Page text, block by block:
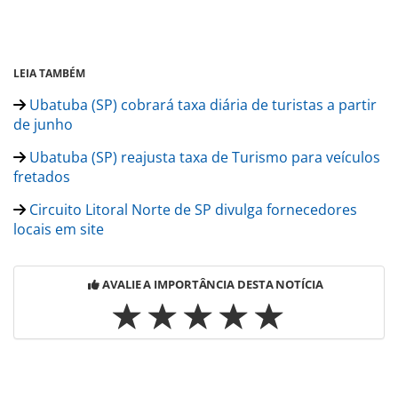
LEIA TAMBÉM
Ubatuba (SP) cobrará taxa diária de turistas a partir
de junho
Ubatuba (SP) reajusta taxa de Turismo para veículos
fretados
Circuito Litoral Norte de SP divulga fornecedores
locais em site
AVALIE A IMPORTÂNCIA DESTA NOTÍCIA